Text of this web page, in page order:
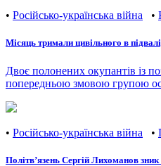
• Російсько-українська війна •
Місяць тримали цивільного в
Двоє полонених окупантів із
попередньою змовою групою
• Російсько-українська війна •
Політвʼязень Сергій Лихоманов